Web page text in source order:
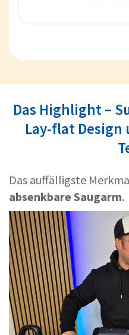
Das Highlight –
Lay-flat Design
Das auffälligste
absenkbare Saugarm.